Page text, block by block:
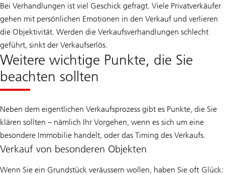
Bei Verhandlungen ist viel Geschick gefragt. Viele Privatverkäufer
gehen mit persönlichen Emotionen in den Verkauf und verlieren
die Objektivität. Werden die Verkaufsverhandlungen schlecht
geführt, sinkt der Verkaufserlös.
Weitere wichtige Punkte, die Sie
beachten sollten
Neben dem eigentlichen Verkaufsprozess gibt es Punkte, die Sie
klären sollten – nämlich Ihr Vorgehen, wenn es sich um eine
besondere Immobilie handelt, oder das Timing des Verkaufs.
Verkauf von besonderen Objekten
Wenn Sie ein Grundstück veräussern wollen, haben Sie oft Glück: